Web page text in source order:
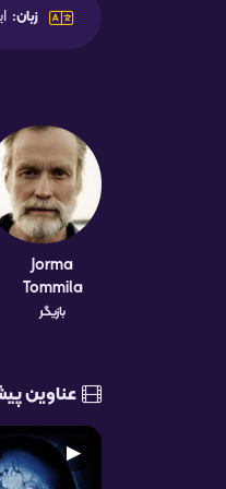
زبان:
Jorma
Tommila
بازیگر
عناوین
▶